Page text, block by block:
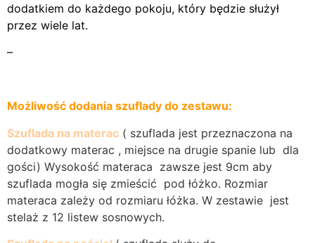
dodatkiem do każdego pokoju, który będzie służył
przez wiele lat.
–
Możliwość dodania szuflady do zestawu:
Szuflada na materac ( szuflada jest przeznaczona na
dodatkowy materac , miejsce na drugie spanie lub dla
gości) Wysokość materaca zawsze jest 9cm aby
szuflada mogła się zmieścić pod łóżko. Rozmiar
materaca zależy od rozmiaru łóżka. W zestawie jest
stelaż z 12 listew sosnowych.